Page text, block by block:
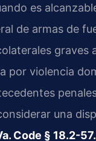
es
de armas de
graves
por violencia
una
Code § 18.2-